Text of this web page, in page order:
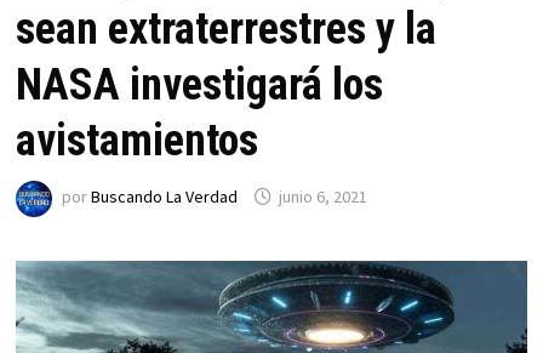
sean extraterrestres y la
NASA investigará los
avistamientos
porBuscando La Verdad junio 6, 2021